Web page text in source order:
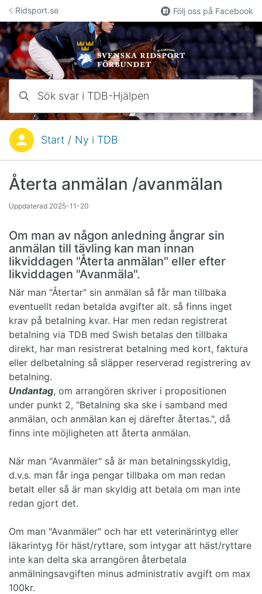
Hoppa till innehåll
Ridsport.se Följ oss på Facebook
Du är här:Start / Ny i TDB
Återta anmälan /avanmälan
Uppdaterad 2025-11-20
Om man av någon anledning ångrar sin
anmälan till tävling kan man innan
likviddagen "Återta anmälan" eller efter
likviddagen "Avanmäla".
När man "Återtar" sin anmälan så får man tillbaka
eventuellt redan betalda avgifter alt. så finns inget
krav på betalning kvar. Har men redan registrerat
betalning via TDB med Swish betalas den tillbaka
direkt, har man resistrerat betalning med kort, faktura
eller delbetalning så släpper reserverad registrering av
betalning.
Undantag, om arrangören skriver i propositionen
under punkt 2, "Betalning ska ske i samband med
anmälan, och anmälan kan ej därefter återtas.", då
finns inte möjligheten att återta anmälan.
När man "Avanmäler" så är man betalningsskyldig,
d.v.s. man får inga pengar tillbaka om man redan
betalt eller så är man skyldig att betala om man inte
redan gjort det.
Om man "Avanmäler" och har ett veterinärintyg eller
läkarintyg för häst/ryttare, som intygar att häst/ryttare
inte kan delta ska arrangören återbetala
anmälningsavgiften minus administrativ avgift om max
100kr.